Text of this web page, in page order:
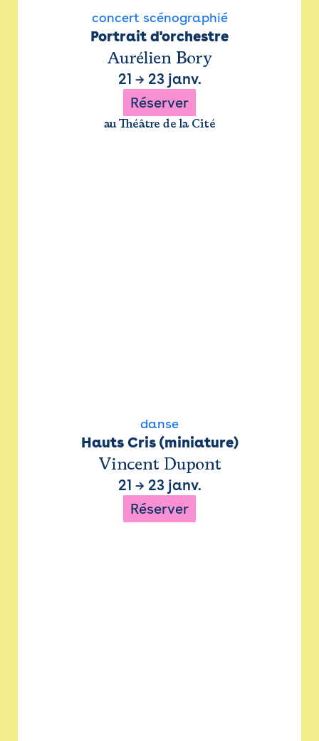
concert scénographié
Portrait d'orchestre
Aurélien Bory
21 → 23 janv.
Réserver
au Théâtre de la Cité
danse
Hauts Cris (miniature)
Vincent Dupont
21 → 23 janv.
Réserver